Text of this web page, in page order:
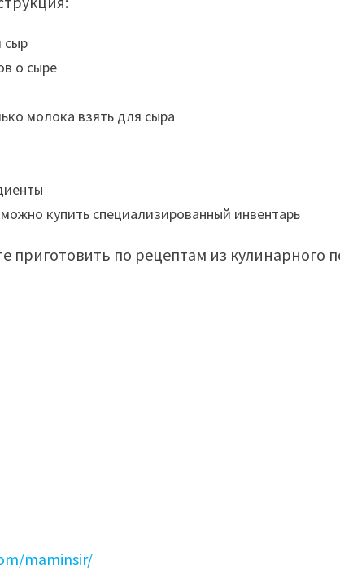
сыр
о сыре
молока взять для сыра
купить специализированный инвентарь
приготовить по рецептам из кулинарного
maminsir/